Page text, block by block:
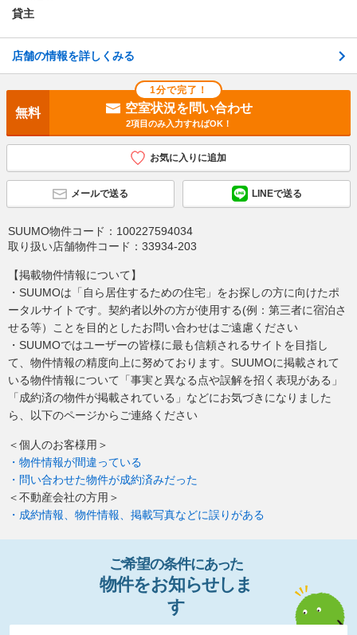
貸主
店舗の情報を詳しくみる
1分で完了！
無料 空室状況を問い合わせ
2項目のみ入力すればOK！
お気に入りに追加
メールで送る LINEで送る
SUUMO物件コード： 100227594034
取り扱い店舗物件コード： 33934-203
【掲載物件情報について】
・SUUMOは「自ら居住するための住宅」をお探しの方に向けたポ
ータルサイトです。契約者以外の方が使用する(例：第三者に宿泊さ
せる等）ことを目的としたお問い合わせはご遠慮ください
・SUUMOではユーザーの皆様に最も信頼されるサイトを目指し
て、物件情報の精度向上に努めております。SUUMOに掲載されて
いる物件情報について「事実と異なる点や誤解を招く表現がある」
「成約済の物件が掲載されている」などにお気づきになりました
ら、以下のページからご連絡ください
＜個人のお客様用＞
・物件情報が間違っている
・問い合わせた物件が成約済みだった
＜不動産会社の方用＞
・成約情報、物件情報、掲載写真などに誤りがある
ご希望の条件にあった
物件をお知らせし ま
す